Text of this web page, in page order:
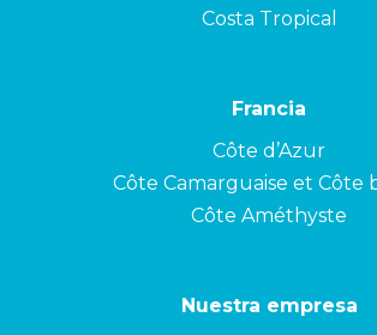
Costa Tropical
Francia
Côte d’Azur
Côte Camarguaise et Côte
Côte Améthyste
Nuestra empresa